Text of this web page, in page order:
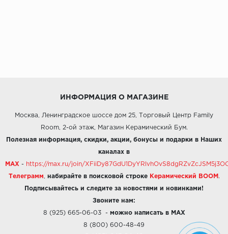
ИНФОРМАЦИЯ О МАГАЗИНЕ
Москва, Ленинградское шоссе дом 25, Торговый Центр Family
Room, 2-ой этаж, Магазин Керамический Бум.
Полезная информация, скидки, акции, бонусы и подарки в Наших
каналах в
MAX - https://max.ru/join/
Телеграмм набирайте в поисковой строке Керамический BOOM .
Подписывайтесь и следите за новостями и новинками!
Звоните нам:
8 (925) 665-06-03- можно написать в MAX
8 (800) 600-48-49